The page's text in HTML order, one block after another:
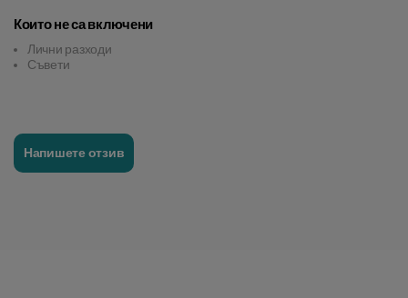
Които не са включени
Лични разходи
Съвети
Напишете отзив